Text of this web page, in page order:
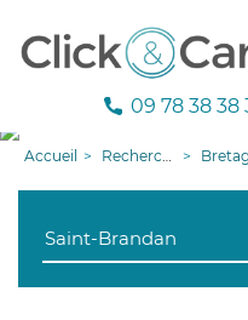
09 78 38 38
Accueil Recherche aide à domicile